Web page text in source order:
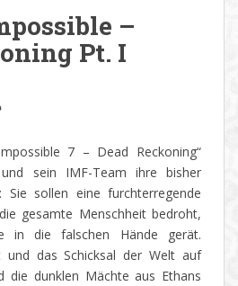
–
Pt. I
7 – Dead Reckoning“
sein IMF-Team ihre bisher
Sie sollen eine furchterregende
gesamte Menschheit bedroht,
in die falschen Hände gerät.
und das Schicksal der Welt auf
die dunklen Mächte aus Ethans